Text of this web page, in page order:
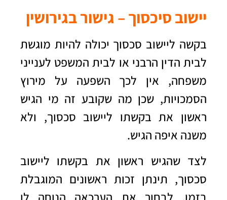
יישוב סיכסוך – גישור בגירושין
בקשה ליישוב סכסוך יכולה להיות מוגשת
לבית הדין הרבני או לבית המשפט לענייני
משפחה, אין לכך השפעה על מירוץ
הסמכויות, שכן מה שקובע זה מי הגיש
ראשון את בקשתו ליישוב סכסוך, ולא
משנה איפה הגיש.
לצד שהגיש ראשון את בקשתו ליישוב
סכסוך, תינתן זכות ראשונים המוגבלת